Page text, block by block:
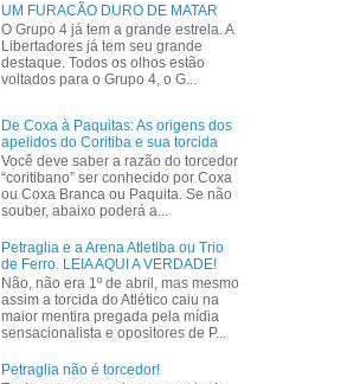
UM FURACÃO DURO DE MATAR
O Grupo 4 já tem a grande estrela. A
Libertadores já tem seu grande
destaque. Todos os olhos estão
voltados para o Grupo 4, o G...
De Coxa à Paquitas: As origens dos
apelidos do Coritiba e sua torcida
Você deve saber a razão do torcedor
“coritibano” ser conhecido por Coxa
ou Coxa Branca ou Paquita. Se não
souber, abaixo poderá a...
Petraglia e a Arena Atletiba ou Trio
de Ferro. LEIA AQUI A VERDADE!
Não, não era 1º de abril, mas mesmo
assim a torcida do Atlético caiu na
maior mentira pregada pela mídia
sensacionalista e opositores de P...
Petraglia não é torcedor!